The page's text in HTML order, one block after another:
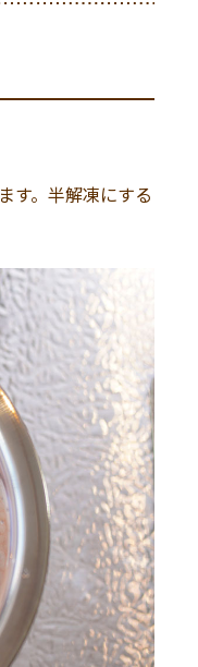
す。半解凍にする